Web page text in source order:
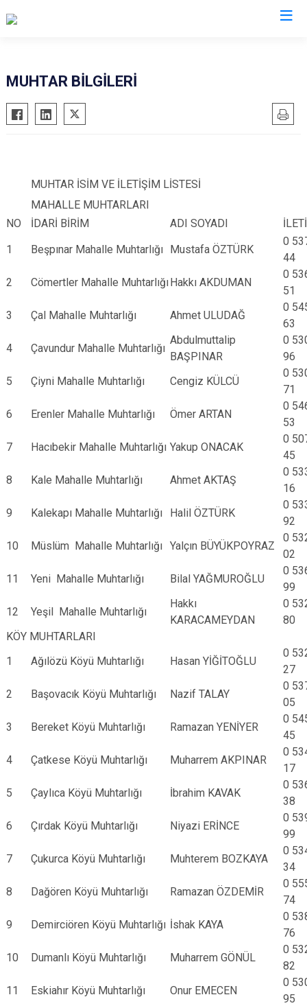
Atkaracalar
Bayramören
Kızılırmak
MUHTAR BİLGİLERİ
MUHTAR İSİM VE İLETİŞİM LİSTESİ
MAHALLE MUHTARLARI
NO
İDARİ BİRİM ADI SOYADI
1
Beşpınar Mahalle Muhtarlığı Mustafa ÖZTÜRK
0
44
2
Cömertler Mahalle MuhtarlığıHakkı AKDUMAN
0
51
3
Çal Mahalle Muhtarlığı Ahmet ULUDAĞ
0
63
4
Çavundur Mahalle Muhtarlığı
Abdulmuttalip
BAŞPINAR
0
96
5
Çiyni Mahalle Muhtarlığı Cengiz KÜLCÜ
0
71
6
Erenler Mahalle Muhtarlığı Ömer ARTAN
0
53
7
Hacıbekir Mahalle Muhtarlığı Yakup ONACAK
0
45
8
Kale Mahalle Muhtarlığı Ahmet AKTAŞ
0
16
9
Kalekapı Mahalle Muhtarlığı Halil ÖZTÜRK
0
92
10
Müslüm Mahalle Muhtarlığı Yalçın BÜYÜKPOYRAZ
0
02
11
Yeni Mahalle Muhtarlığı Bilal YAĞMUROĞLU
0
99
12
Yeşil Mahalle Muhtarlığı
Hakkı
KARACAMEYDAN
0
80
KÖY MUHTARLARI
1
Ağılözü Köyü Muhtarlığı Hasan YİĞİTOĞLU
0
27
2
Başovacık Köyü Muhtarlığı Nazif TALAY
0
05
3
Bereket Köyü Muhtarlığı Ramazan YENİYER
0
45
4
Çatkese Köyü Muhtarlığı Muharrem AKPINAR
0
17
5
Çaylıca Köyü Muhtarlığı İbrahim KAVAK
0
38
6
Çırdak Köyü Muhtarlığı Niyazi ERİNCE
0
99
7
Çukurca Köyü Muhtarlığı Muhterem BOZKAYA
0
34
8
Dağören Köyü Muhtarlığı Ramazan ÖZDEMİR
0
74
9
Demirciören Köyü Muhtarlığı İshak KAYA
0
76
10
Dumanlı Köyü Muhtarlığı Muharrem GÖNÜL
0
82
11
Eskiahır Köyü Muhtarlığı Onur EMECEN
0
95